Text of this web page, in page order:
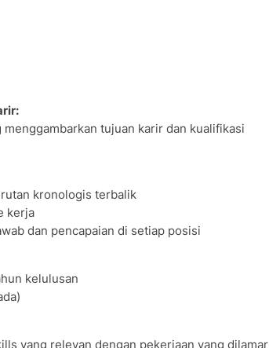
tujuan karir dan kualifikasi
kronologis terbalik
kerja
dan pencapaian di setiap posisi
kelulusan
yang relevan dengan pekerjaan yang dilamar